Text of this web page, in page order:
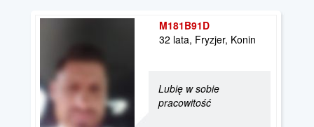
M181B91D
32 lata, Fryzjer, Konin
Lubię w sobie
pracowitość